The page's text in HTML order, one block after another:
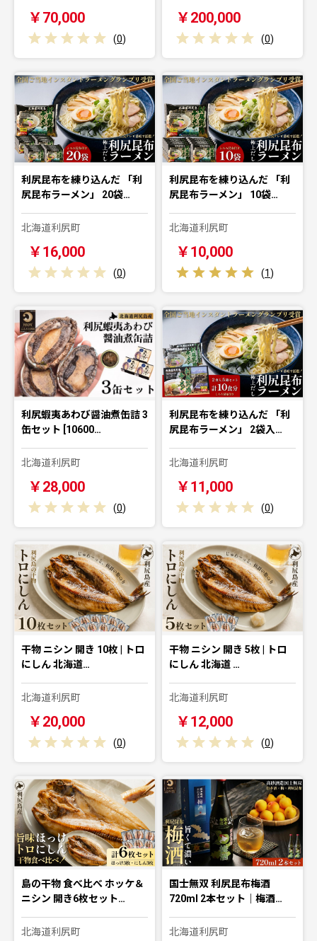
￥70,000
(0)
￥200,000
(0)
利尻昆布を練り込んだ 「利
尻昆布ラーメン」 20袋…
北海道利尻町
￥16,000
(0)
利尻昆布を練り込んだ 「利
尻昆布ラーメン」 10袋…
北海道利尻町
￥10,000
(1)
利尻蝦夷あわび醤油煮缶詰 3
缶セット [10600…
北海道利尻町
￥28,000
(0)
利尻昆布を練り込んだ 「利
尻昆布ラーメン」 2袋入…
北海道利尻町
￥11,000
(0)
干物 ニシン 開き 10枚 | トロ
にしん 北海道…
北海道利尻町
￥20,000
(0)
干物 ニシン 開き 5枚 | トロ
にしん 北海道 …
北海道利尻町
￥12,000
(0)
島の干物 食べ比べ ホッケ＆
ニシン 開き6枚セット…
北海道利尻町
国士無双 利尻昆布梅酒
720ml 2本セット｜梅酒…
北海道利尻町